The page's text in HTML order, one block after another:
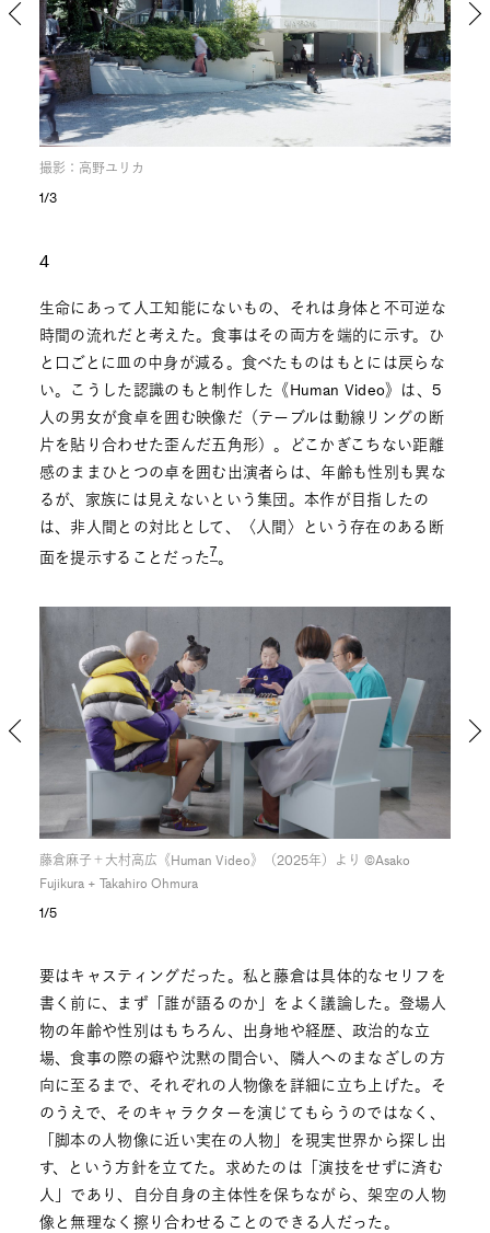
撮影：高野ユリカ
1/3
4
生命にあって人工知能にないもの、それは身体と不可逆な
時間の流れだと考えた。食事はその両方を端的に示す。ひ
と口ごとに皿の中身が減る。食べたものはもとには戻らな
い。こうした認識のもと制作した《Human Video》は、5
人の男女が食卓を囲む映像だ（テーブルは動線リングの断
片を貼り合わせた歪んだ五角形）。どこかぎこちない距離
感のままひとつの卓を囲む出演者らは、年齢も性別も異な
るが、家族には見えないという集団。本作が目指したの
は、非人間との対比として、〈人間〉という存在のある断
面を提示することだった7。
藤倉麻子＋大村高広《Human Video》（2025年）より ©︎Asako
Fujikura + Takahiro Ohmura
1/5
要はキャスティングだった。私と藤倉は具体的なセリフを
書く前に、まず「誰が語るのか」をよく議論した。登場人
物の年齢や性別はもちろん、出身地や経歴、政治的な立
場、食事の際の癖や沈黙の間合い、隣人へのまなざしの方
向に至るまで、それぞれの人物像を詳細に立ち上げた。そ
のうえで、そのキャラクターを演じてもらうのではなく、
「脚本の人物像に近い実在の人物」を現実世界から探し出
す、という方針を立てた。求めたのは「演技をせずに済む
人」であり、自分自身の主体性を保ちながら、架空の人物
像と無理なく擦り合わせることのできる人だった。